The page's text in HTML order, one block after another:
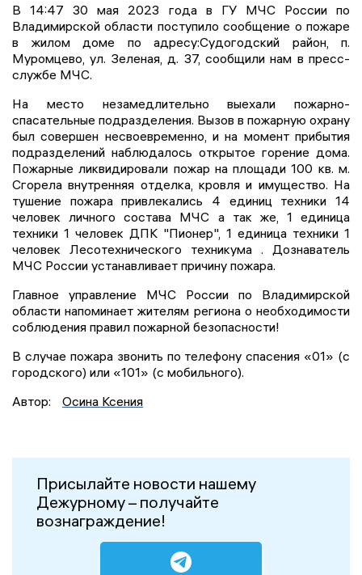
В 14:47 30 мая 2023 года в ГУ МЧС России по
Владимирской области поступило сообщение о пожаре
в жилом доме по адресу:Судогодский район, п.
Муромцево, ул. Зеленая, д. 37, сообщили нам в пресс-
службе МЧС.
На место незамедлительно выехали пожарно-
спасательные подразделения. Вызов в пожарную охрану
был совершен несвоевременно, и на момент прибытия
подразделений наблюдалось открытое горение дома.
Пожарные ликвидировали пожар на площади 100 кв. м.
Сгорела внутренняя отделка, кровля и имущество. На
тушение пожара привлекались 4 единиц техники 14
человек личного состава МЧС а так же, 1 единица
техники 1 человек ДПК "Пионер", 1 единица техники 1
человек Лесотехнического техникума . Дознаватель
МЧС России устанавливает причину пожара.
Главное управление МЧС России по Владимирской
области напоминает жителям региона о необходимости
соблюдения правил пожарной безопасности!
В случае пожара звонить по телефону спасения «01» (с
городского) или «101» (с мобильного).
Автор:
Осина Ксения
Присылайте новости нашему
Дежурному – получайте
вознаграждение!